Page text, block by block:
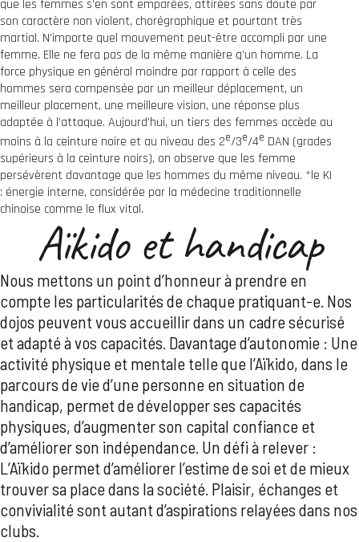
que les femmes s’en sont emparées, attirées sans doute par
son caractère non violent, chorégraphique et pourtant très
martial. N’importe quel mouvement peut-être accompli par une
femme. Elle ne fera pas de la même manière q’un homme. La
force physique en général moindre par rapport à celle des
hommes sera compensée par un meilleur déplacement, un
meilleur placement, une meilleure vision, une réponse plus
adaptée à l’attaque. Aujourd’hui, un tiers des femmes accède au
moins à la ceinture noire et au niveau des 2e/3e/4e DAN (grades
supérieurs à la ceinture noirs), on observe que les femme
persévèrent davantage que les hommes du même niveau. *le KI
: énergie interne, considérée par la médecine traditionnelle
chinoise comme le flux vital.
Aïkido et handicap
Nous mettons un point d’honneur à prendre en
compte les particularités de chaque pratiquant-e. Nos
dojos peuvent vous accueillir dans un cadre sécurisé
et adapté à vos capacités. Davantage d’autonomie : Une
activité physique et mentale telle que l’Aïkido, dans le
parcours de vie d’une personne en situation de
handicap, permet de développer ses capacités
physiques, d’augmenter son capital confiance et
d’améliorer son indépendance. Un défi à relever :
L’Aïkido permet d’améliorer l’estime de soi et de mieux
trouver sa place dans la société. Plaisir, échanges et
convivialité sont autant d’aspirations relayées dans nos
clubs.